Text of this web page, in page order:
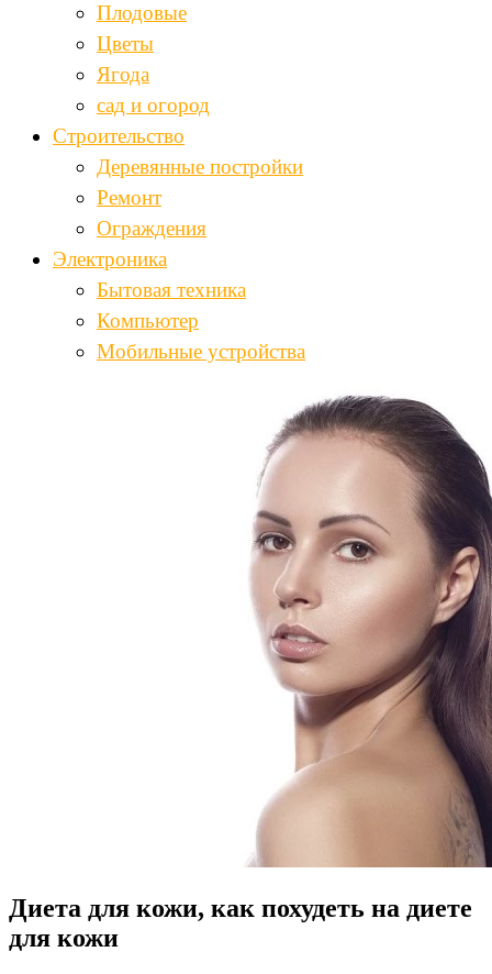
Плодовые
Цветы
Ягода
сад и огород
Строительство
Деревянные постройки
Ремонт
Ограждения
Электроника
Бытовая техника
Компьютер
Мобильные устройства
Диета для кожи, как похудеть на диете
для кожи